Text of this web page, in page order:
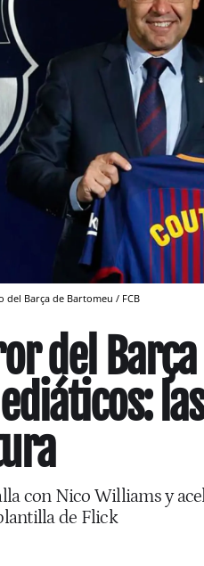
del Barça de Bartomeu / FCB
del
con Nico Williams y
de Flick